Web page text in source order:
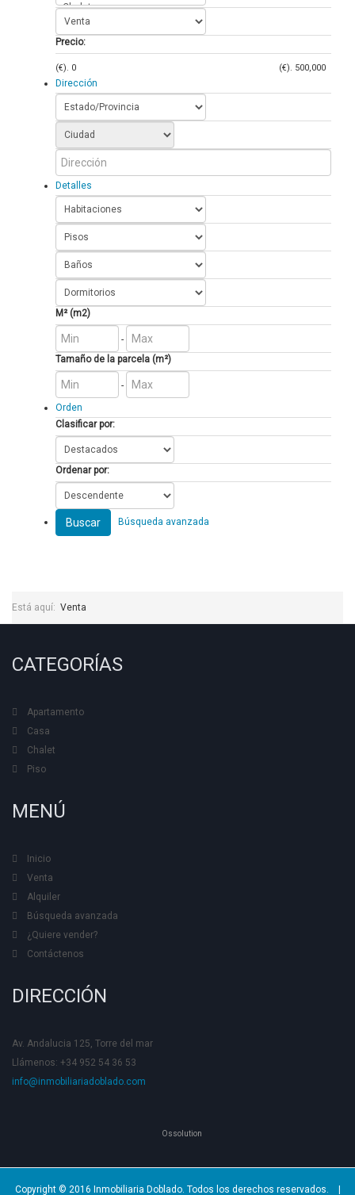
Precio:
(€). 0 (€). 500,000
Dirección
Detalles
M² (m2)
-
Tamaño de la parcela (m²)
-
Orden
Clasificar por:
Ordenar por:
Buscar Búsqueda avanzada
Está aquí: Venta
CATEGORÍAS
Apartamento
Casa
Chalet
Piso
MENÚ
Inicio
Venta
Alquiler
Búsqueda avanzada
¿Quiere vender?
Contáctenos
DIRECCIÓN
Av. Andalucia 125, Torre del mar
Llámenos: +34 952 54 36 53
info@inmobiliariadoblado.com
Ossolution
Copyright © 2016 Inmobiliaria Doblado. Todos los derechos reservados. |